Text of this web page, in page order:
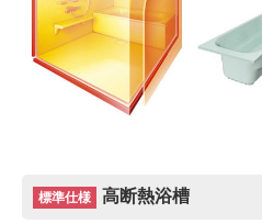
標準仕様 高断熱浴槽